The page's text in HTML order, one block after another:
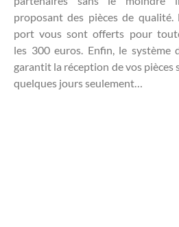
proposant des pièces de qualité.
port vous sont offerts pour
les 300 euros. Enfin, le système
garantit la réception de vos pièces
quelques jours seulement…